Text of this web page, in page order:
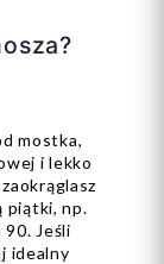
mostka,
i lekko
piątki, np.
Jeśli
idealny